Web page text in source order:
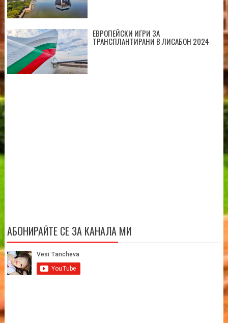
ЕВРОПЕЙСКИ ИГРИ ЗА
ТРАНСПЛАНТИРАНИ В ЛИСАБОН 2024
АБОНИРАЙТЕ СЕ ЗА КАНАЛА МИ